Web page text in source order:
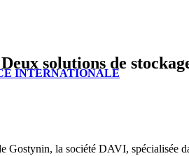
INTERNATIONALE
Deux solutions de
Gostynin, la société DAVI, spécialisée